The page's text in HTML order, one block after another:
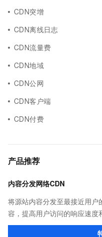
CDN突增
CDN离线日志
CDN流量费
CDN地域
CDN公网
CDN客户端
CDN付费
产品推荐
内容分发网络CDN
将源站内容分发至最接近用
容，提高用户访问的响应速
器性能带来的访问延迟问题